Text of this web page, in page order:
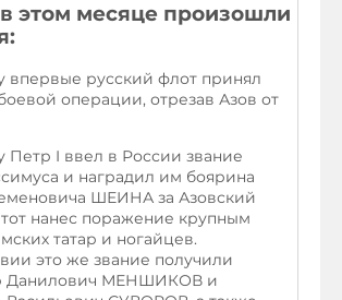
в этом месяце произошли
впервые русский флот принял
операции, отрезав Азов от
Петр I ввел в России звание
и наградил им боярина
ШЕИНА за Азовский
тот нанес поражение крупным
татар и ногайцев.
это же звание получили
Данилович МЕНШИКОВ и